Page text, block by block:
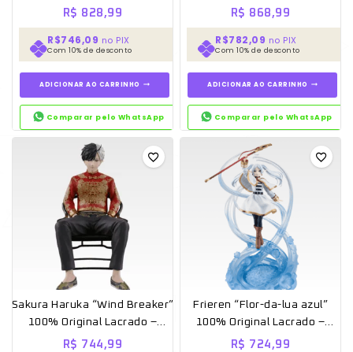
Lacrado – Ichiban kuji
R$ 828,99
R$746,09 no PIX
Com 10% de desconto
ADICIONAR AO CARRINHO
Comparar pelo WhatsApp
Lacrado – Ichiban kuji
R$ 868,99
R$782,09 no PIX
Com 10% de desconto
ADICIONAR AO CARRINHO
Comparar pelo WhatsApp
Sakura Haruka “Wind Breaker”
100% Original Lacrado –
Ichiban kuji
R$ 744,99
Frieren “Flor-da-lua azul”
100% Original Lacrado –
Ichiban kuji
R$ 724,99